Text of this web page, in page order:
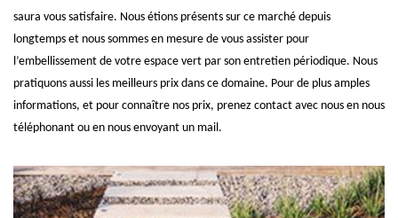
saura vous satisfaire. Nous étions présents sur ce marché depuis
longtemps et nous sommes en mesure de vous assister pour
l’embellissement de votre espace vert par son entretien périodique. Nous
pratiquons aussi les meilleurs prix dans ce domaine. Pour de plus amples
informations, et pour connaître nos prix, prenez contact avec nous en nous
téléphonant ou en nous envoyant un mail.